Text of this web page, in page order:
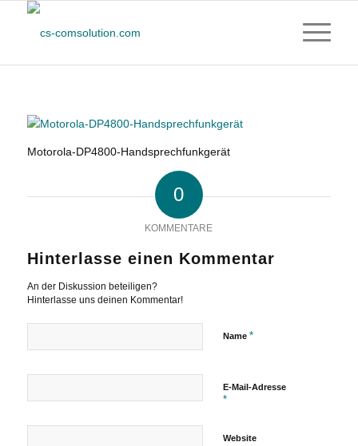
Motorola-DP4800-Handsprechfunkgerät
0
KOMMENTARE
Hinterlasse einen Kommentar
An der Diskussion beteiligen?
Hinterlasse uns deinen Kommentar!
Name *
E-Mail-Adresse
*
Website